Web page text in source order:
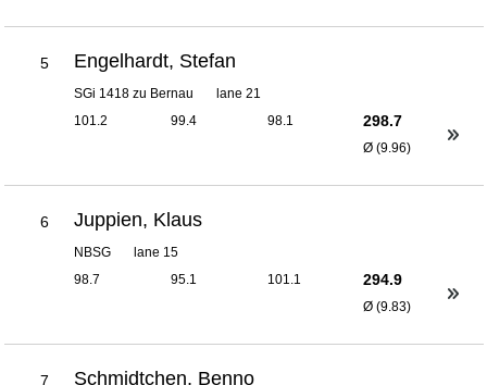
5 Engelhardt, Stefan
SGi 1418 zu Bernau
lane 21
101.2
99.4 98.1 298.7
Ø (9.96)
6 Juppien, Klaus
NBSG
lane 15
98.7
95.1 101.1 294.9
Ø (9.83)
7 Schmidtchen, Benno